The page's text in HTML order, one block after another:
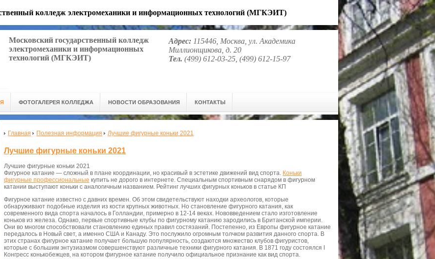
колледж электромеханики и информационных технологий (МГКЭИТ)
Московский государственный колледж
электромеханики и информационных
технологий (МГКЭИТ)
Адрес: 115446, Москва, ул. Академика
Миллионщикова, д. 20
Тел. (499) 612-03-25, (499) 612-15-97
ФОТОГАЛЕРЕЯ КОЛЛЕДЖА НОВОСТИ ОБРАЗОВАНИЯ КОНТАКТЫ
Главная Полезная информация Лучшие фигурные коньки 2021
Лучшие фигурные коньки 2021
Лучшие фигурные коньки 2021
Фигурное катание — сложный в плане координации, но красивый в эстетике движений вид спорта. Коньки
фигурные профессиональные купить не дорого в интернете. Специальным спортивным снарядом в фигурном
катании выступают коньки с аналогичным названием. Рейтинг лучших фигурных коньков в статье КП
Фигурное катание известно с давних времен. Об этом свидетельствуют находки археологов, которые
обнаруживают подобные изделия из кости крупных животных. Но становление фигурного катания, как
современного вида спорта началось в Голландии, примерно в 12-14 веках. Нововведением стало изготовление
коньков из железа. Однако, первые спортивные клубы по фигурному катанию зародились в Британской империи.
Они во многом способствовали становлению единых правил состязаний. Постепенно, из Европы фигурное катание
передалось в Новый свет, а именно США и Канаду. Это послужило огромным толчком развития данного спорта. В
этих странах фигурное катание получает большую популярность, создаются множество клубов фигуристов,
которые с большим энтузиазмом совершенствуют различные техники фигурного катания. В 1871 году состоялся I
Конгресс конькобежцев, на котором фигурное катание получило официальное признание как вид спорта.